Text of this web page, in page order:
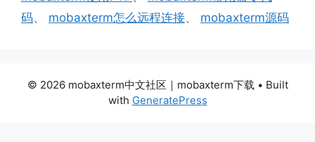
码、 mobaxterm怎么远程连接、 mobaxterm源码
© 2026 mobaxterm中文社区｜mobaxterm下载 • Built
with GeneratePress